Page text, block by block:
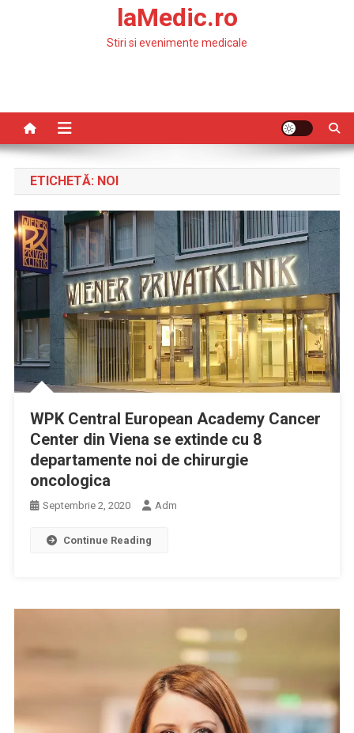
laMedic.ro
Stiri si evenimente medicale
ETICHETĂ: NOI
WPK Central European Academy Cancer
Center din Viena se extinde cu 8
departamente noi de chirurgie
oncologica
Septembrie 2, 2020 Adm
Continue Reading